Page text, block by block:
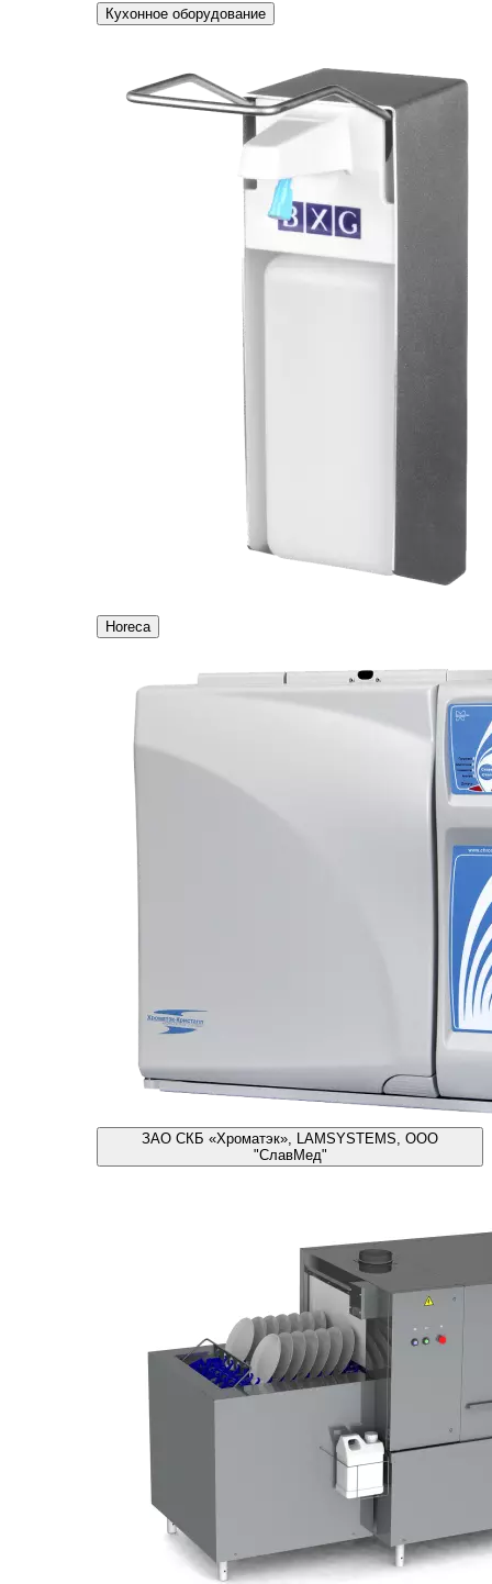
Кухонное оборудование
Horeca
ЗАО СКБ «Хроматэк», LAMSYSTEMS, ООО
"СлавМед"